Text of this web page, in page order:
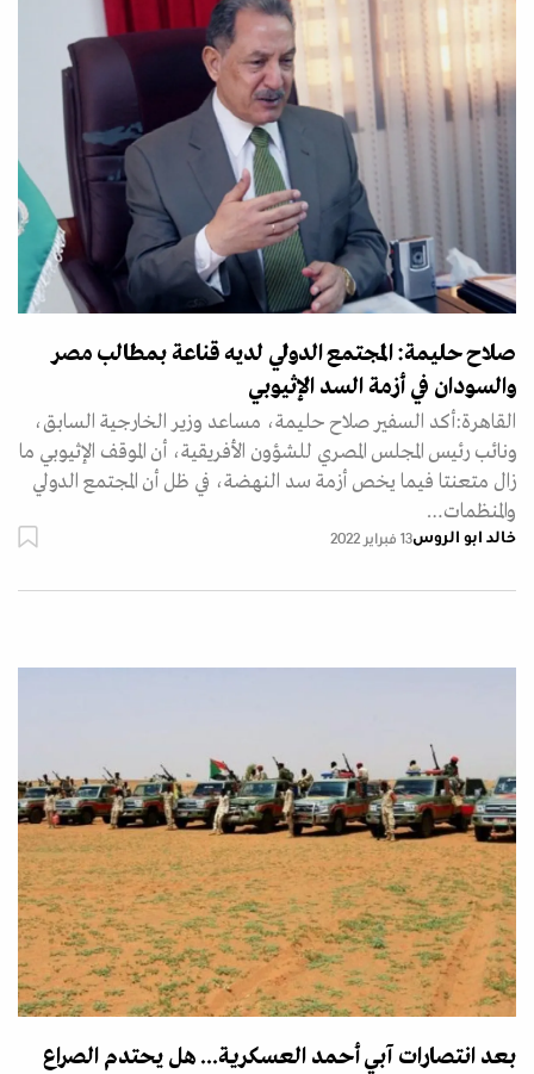
صلاح حليمة: المجتمع الدولي لديه قناعة بمطالب مصر
والسودان في أزمة السد الإثيوبي
القاهرة:أكد السفير صلاح حليمة، مساعد وزير الخارجية السابق،
ونائب رئيس المجلس المصري للشؤون الأفريقية، أن الموقف الإثيوبي ما
زال متعنتا فيما يخص أزمة سد النهضة، في ظل أن المجتمع الدولي
والمنظمات…
خالد ابو الروس13 فبراير 2022
بعد انتصارات آبي أحمد العسكرية... هل يحتدم الصراع